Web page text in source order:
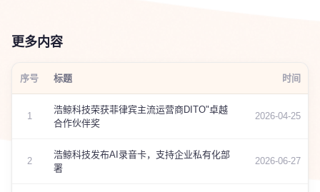
更多内容
序号 标题 时间
1
浩鲸科技荣获菲律宾主流运营商DITO"卓越
合作伙伴奖
2026-04-25
2
浩鲸科技发布AI录音卡，支持企业私有化部
署
2026-06-27